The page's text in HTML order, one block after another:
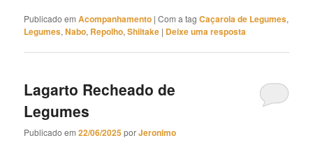
Publicado em Acompanhamento |Com a tagCaçarola de Legumes,
Legumes,Nabo, Repolho,Shiitake | Deixe uma resposta
Lagarto Recheado de
Legumes
Publicado em22/06/2025porJeronimo